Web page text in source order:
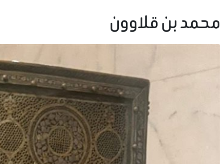
محمد بن قلاوون